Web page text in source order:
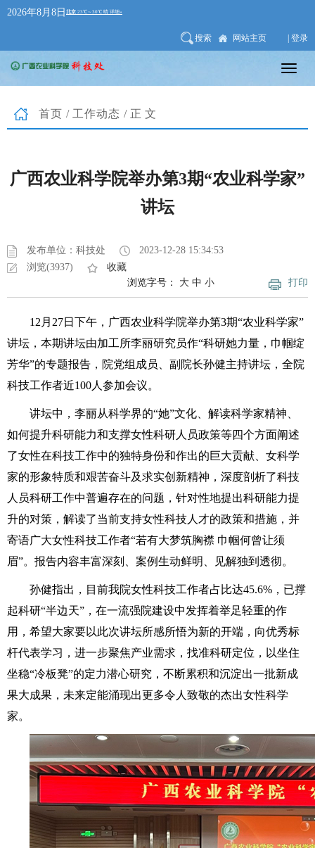
2026年8月8日
搜索 网站主页 | 登录
首页 / 工作动态 /正文
广西农业科学院举办第3期“农业科学家”
讲坛
发布单位：科技处
2023-12-28 15:34:53
浏览(3937)
收藏
打印
浏览字号： 大 中 小
12月27日下午，广西农业科学院举办第3期“农业科学家”
讲坛，本期讲坛由加工所李丽研究员作“科研她力量，巾帼绽
芳华”的专题报告，院党组成员、副院长孙健主持讲坛，全院
科技工作者近100人参加会议。
讲坛中，李丽从科学界的“她”文化、解读科学家精神、
如何提升科研能力和支撑女性科研人员政策等四个方面阐述
了女性在科技工作中的独特身份和作出的巨大贡献、女科学
家的形象特质和艰苦奋斗及求实创新精神，深度剖析了科技
人员科研工作中普遍存在的问题，针对性地提出科研能力提
升的对策，解读了当前支持女性科技人才的政策和措施，并
寄语广大女性科技工作者“若有大梦筑胸襟 巾帼何曾让须
眉”。报告内容丰富深刻、案例生动鲜明、见解独到透彻。
孙健指出，目前我院女性科技工作者占比达45.6%，已撑
起科研“半边天”，在一流强院建设中发挥着举足轻重的作
用，希望大家要以此次讲坛所感所悟为新的开端，向优秀标
杆代表学习，进一步聚焦产业需求，找准科研定位，以坐住
坐稳“冷板凳”的定力潜心研究，不断累积和沉淀出一批新成
果大成果，未来定能涌现出更多令人致敬的杰出女性科学
家。